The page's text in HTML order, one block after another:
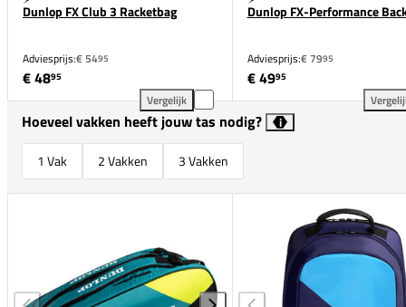
Dunlop FX Club 3 Racketbag
Adviesprijs:€ 5495
€ 4895
Vergelijk
Dunlop FX Club 3 Racketbag toevoegen aan
Dunlop FX-Performance
Adviesprijs:€ 7995
€ 4995
Hoeveel vakken heeft jouw tas nodig? i
1 Vak 2 Vakken 3 Vakken